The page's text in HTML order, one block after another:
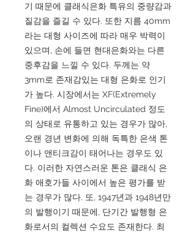
기 때문에 클래식은화 특유의 중량감과
질감을 즐길 수 있다. 또한 지름 40mm
라는 대형 사이즈에 따라 매우 박력이
있으며, 손에 들면 현대은화와는 다른
중후감을 느낄 수 있다. 두께는 약
3mm로 존재감있는 대형 은화로 인기
가 높다. 시장에서는 XF(Extremely
Fine)에서 Almost Uncirculated 정도
의 상태로 유통하고 있는 경우가 많아,
오랜 경년 변화에 의해 독특한 은색 톤
이나 앤티크감이 태어나는 경우도 있
다. 이러한 자연스러운 톤은 클래식 은
화 애호가들 사이에서 높은 평가를 받
는 경우가 많다. 또, 1947년과 1948년만
의 발행이기 때문에, 단기간 발행형 은
화로서의 컬렉션 수요도 존재한다. 최